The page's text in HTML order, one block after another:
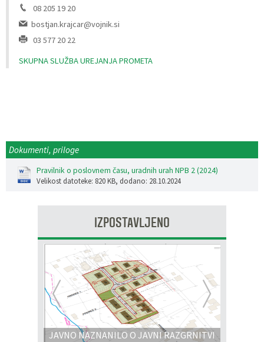
08 205 19 20
bostjan.krajcar@vojnik.si
03 577 20 22
SKUPNA SLUŽBA UREJANJA PROMETA
Dokumenti, priloge
Pravilnik o poslovnem času, uradnih urah NPB 2 (2024)
Velikost datoteke: 820 KB, dodano: 28.10.2024
IZPOSTAVLJENO
JAVNO NAZNANILO O JAVNI RAZGRNITVI
Prejšnja